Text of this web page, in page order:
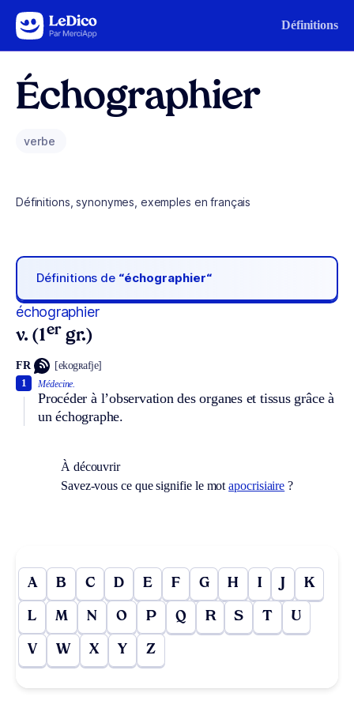
Aller au contenu Définitions
Échographier
verbe
Définitions, synonymes, exemples en français
Définitions de “échographier“
échographier
v. (1er gr.)
FR [ekogʀafje]
Médecine.
Procéder à l’observation des organes et tissus grâce à
un échographe.
1
À découvrir
Savez-vous ce que signifie le motapocrisiaire ?
A B C D E F G H I J K
L M N O P Q R S T U
V W X Y Z